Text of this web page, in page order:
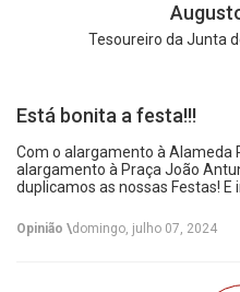
Tesoureiro da Junta
Está bonita a festa!!!
Com o alargamento à Alameda
alargamento à Praça João
duplicamos as nossas Festas! E
Opinião \domingo, julho 07, 2024